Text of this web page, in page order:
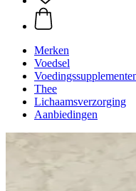
Merken
Voedsel
Thee
Lichaamsverzorging
Aanbiedingen